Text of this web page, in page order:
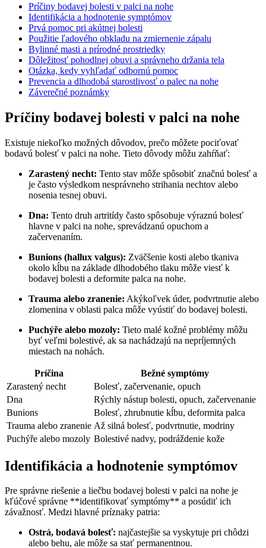
Príčiny bodavej bolesti v palci na nohe
Identifikácia a hodnotenie symptómov
Prvá pomoc pri akútnej bolesti
Použitie ľadového obkladu na zmiernenie zápalu
Bylinné masti a prírodné prostriedky
Dôležitosť pohodlnej obuvi a správneho držania tela
Otázka, kedy vyhľadať odbornú pomoc
Prevencia a dlhodobá starostlivosť o palec na nohe
Záverečné poznámky
Príčiny bodavej bolesti v palci na nohe
Existuje niekoľko možných dôvodov, prečo môžete pociťovať
bodavú bolesť v palci na nohe. Tieto dôvody môžu zahŕňať:
Zarastený necht: Tento stav môže spôsobiť značnú bolesť a
je často výsledkom nesprávneho strihania nechtov alebo
nosenia tesnej obuvi.
Dna: Tento druh artritídy často spôsobuje výraznú bolesť
hlavne v palci na nohe, sprevádzanú opuchom a
začervenaním.
Bunions (hallux valgus): Zväčšenie kosti alebo tkaniva
okolo kĺbu na základe dlhodobého tlaku môže viesť k
bodavej bolesti a deformite palca na nohe.
Trauma alebo zranenie: Akýkoľvek úder, podvrtnutie alebo
zlomenina v oblasti palca môže vyústiť do bodavej bolesti.
Puchýře alebo mozoly: Tieto malé kožné problémy môžu
byť veľmi bolestivé, ak sa nachádzajú na nepríjemných
miestach na nohách.
Príčina
Bežné symptómy
Zarastený necht
Bolesť, začervenanie, opuch
Dna
Rýchly nástup bolesti, opuch, začervenanie
Bunions
Bolesť, zhrubnutie kĺbu, deformita palca
Trauma alebo zranenie Až silná bolesť, podvrtnutie, modriny
Puchýře alebo mozoly Bolestivé nadvy, podráždenie kože
Identifikácia a hodnotenie symptómov
Pre správne riešenie a liečbu bodavej bolesti v palci na nohe je
kľúčové správne **identifikovať symptómy** a posúdiť ich
závažnosť. Medzi hlavné príznaky patria:
Ostrá, bodavá bolesť: najčastejšie sa vyskytuje pri chôdzi
alebo behu, ale môže sa stať permanentnou.